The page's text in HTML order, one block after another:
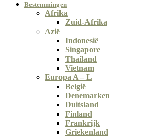
Bestemmingen
Afrika
Zuid-Afrika
Azië
Indonesië
Singapore
Thailand
Vietnam
Europa A – L
België
Denemarken
Duitsland
Finland
Frankrijk
Griekenland